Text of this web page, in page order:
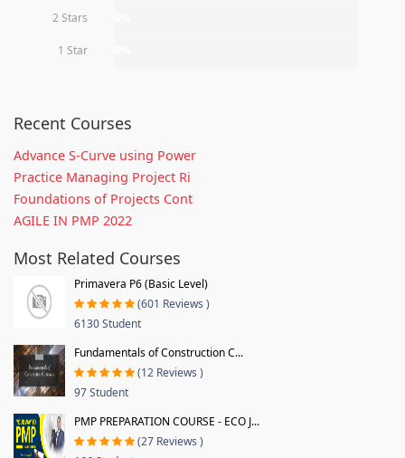
2 Stars
1 Star
Recent Courses
Advance S-Curve using Power
Practice Managing Project Ri
Foundations of Projects Cont
AGILE IN PMP 2022
Most Related Courses
Primavera P6 (Basic Level)
(601 Reviews )
6130 Student
Fundamentals of Construction C...
(12 Reviews )
97 Student
PMP PREPARATION COURSE - ECO J...
(27 Reviews )